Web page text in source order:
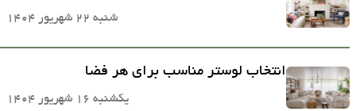
شنبه 22 شهریور 1404
انتخاب لوستر مناسب برای هر فضا
یکشنبه 16 شهریور 1404